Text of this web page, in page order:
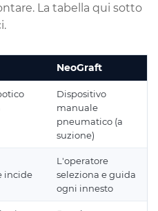
La tabella qui sotto
NeoGraft
Dispositivo
manuale
pneumatico (a
suzione)
incide
L'operatore
seleziona e guida
ogni innesto